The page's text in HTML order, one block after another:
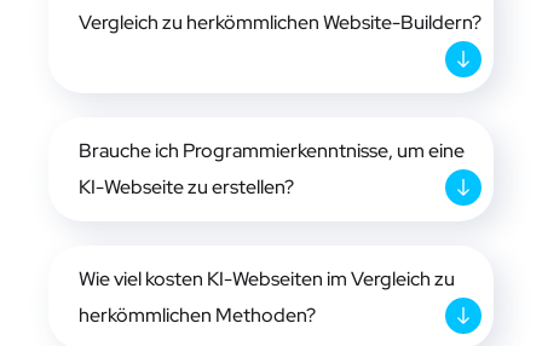
Vergleich zu herkömmlichen Website-Buildern?
Brauche ich Programmierkenntnisse, um eine
KI-Webseite zu erstellen?
Wie viel kosten KI-Webseiten im Vergleich zu
herkömmlichen Methoden?